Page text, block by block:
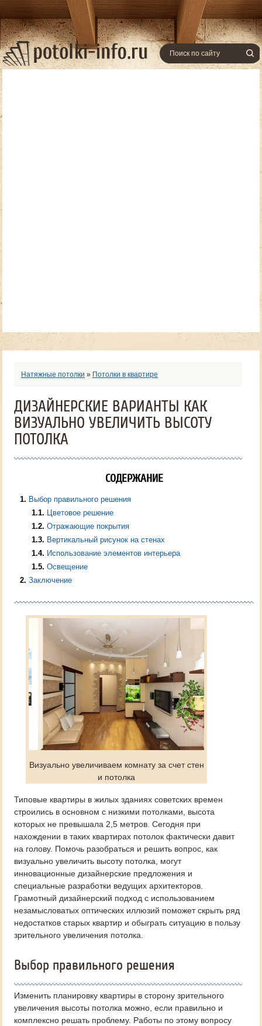
Натяжные потолки » Потолки в квартире
ДИЗАЙНЕРСКИЕ ВАРИАНТЫ КАК
ВИЗУАЛЬНО УВЕЛИЧИТЬ ВЫСОТУ
ПОТОЛКА
СОДЕРЖАНИЕ
1
Выбор правильного решения
1.1
Цветовое решение
1.2 Отражающие покрытия
1.3
Вертикальный рисунок на стенах
1.4
Использование элементов интерьера
1.5 Освещение
2 Заключение
Визуально увеличиваем комнату за счет стен
и потолка
Типовые квартиры в жилых зданиях советских времен
строились в основном с низкими потолками, высота
которых не превышала 2,5 метров. Сегодня при
нахождении в таких квартирах потолок фактически давит
на голову. Помочь разобраться и решить вопрос, как
визуально увеличить высоту потолка, могут
инновационные дизайнерские предложения и
специальные разработки ведущих архитекторов.
Грамотный дизайнерский подход с использованием
незамысловатых оптических иллюзий поможет скрыть ряд
недостатков старых квартир и обыграть ситуацию в пользу
зрительного увеличения потолка.
Выбор правильного решения
Изменить планировку квартиры в сторону зрительного
увеличения высоты потолка можно, если правильно и
комплексно решать проблему. Работы по этому вопросу